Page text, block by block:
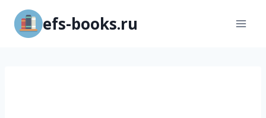
Перейти
содержимому
efs-books.ru